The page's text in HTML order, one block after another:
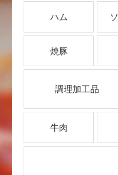
ハム
焼豚
調理加工品
牛肉